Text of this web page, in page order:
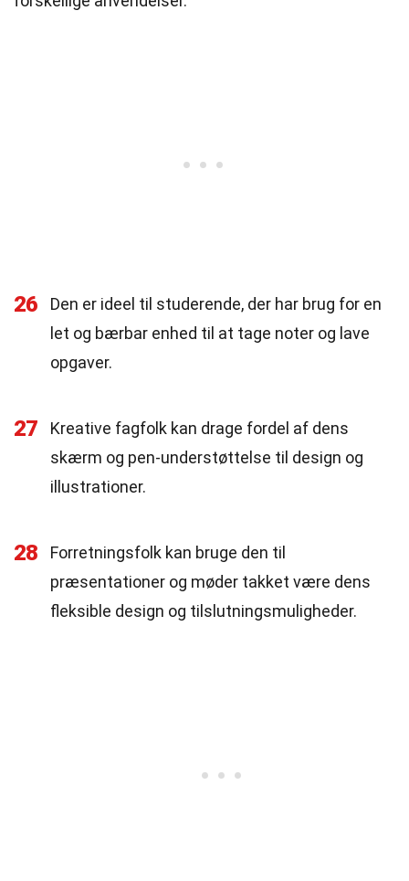
26
Den er ideel til studerende, der har brug for en
let og bærbar enhed til at tage noter og lave
opgaver.
27
Kreative fagfolk kan drage fordel af dens
skærm og pen-understøttelse til design og
illustrationer.
28
Forretningsfolk kan bruge den til
præsentationer og møder takket være dens
fleksible design og tilslutningsmuligheder.